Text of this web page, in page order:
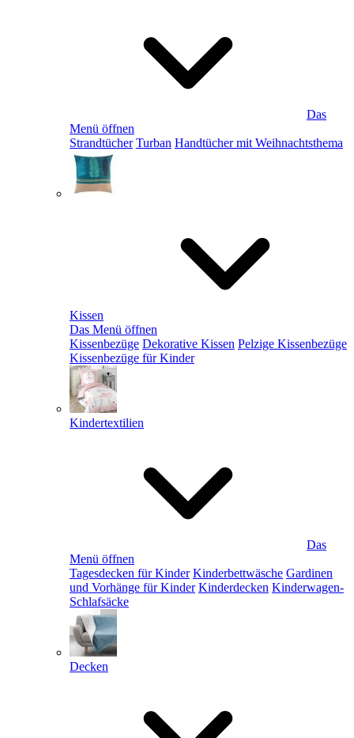
Das
Menü öffnen
Strandtücher Turban Handtücher mit Weihnachtsthema
Kissen
Das Menü öffnen
Kissenbezüge Dekorative Kissen Pelzige Kissenbezüge
Kissenbezüge für Kinder
Kindertextilien
Das
Menü öffnen
Tagesdecken für Kinder Kinderbettwäsche Gardinen
und Vorhänge für Kinder Kinderdecken Kinderwagen-
Schlafsäcke
Decken